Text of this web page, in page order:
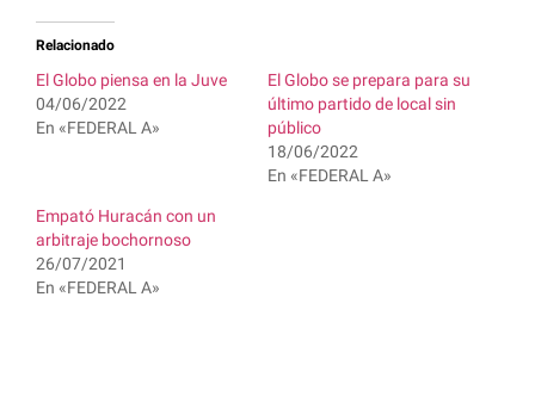
Relacionado
El Globo piensa en la Juve
04/06/2022
En «FEDERAL A»
El Globo se prepara para su
último partido de local sin
público
18/06/2022
En «FEDERAL A»
Empató Huracán con un
arbitraje bochornoso
26/07/2021
En «FEDERAL A»